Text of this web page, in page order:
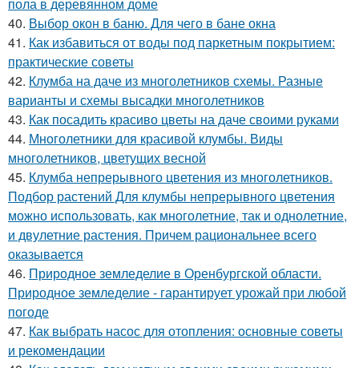
пола в деревянном доме
40. Выбор окон в баню. Для чего в бане окна
41. Как избавиться от воды под паркетным покрытием:
практические советы
42. Клумба на даче из многолетников схемы. Разные
варианты и схемы высадки многолетников
43. Как посадить красиво цветы на даче своими руками
44. Многолетники для красивой клумбы. Виды
многолетников, цветущих весной
45. Клумба непрерывного цветения из многолетников.
Подбор растений Для клумбы непрерывного цветения
можно использовать, как многолетние, так и однолетние,
и двулетние растения. Причем рациональнее всего
оказывается
46. Природное земледелие в Оренбургской области.
Природное земледелие - гарантирует урожай при любой
погоде
47. Как выбрать насос для отопления: основные советы
и рекомендации